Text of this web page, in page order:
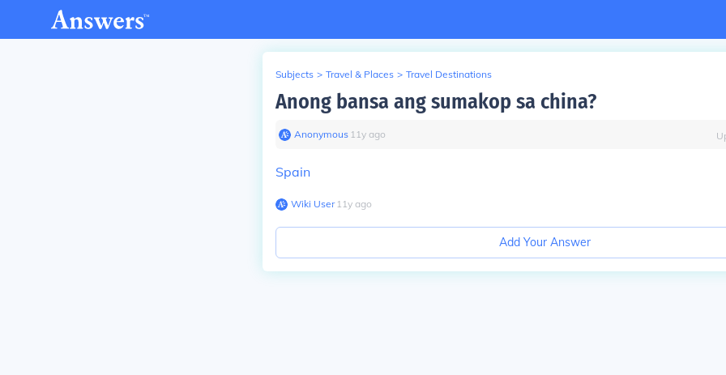
Subjects > Travel & Places > Travel Destinations
Anong bansa ang sumakop sa china?
Anonymous∙ 11y ago
Spain
Wiki User∙11y ago
Add Your Answer